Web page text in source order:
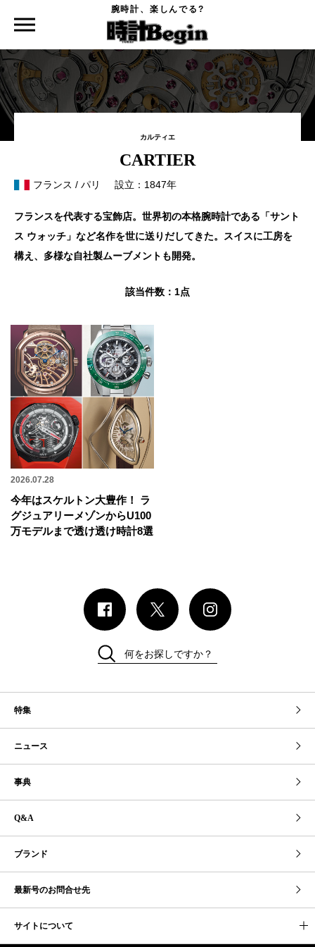
腕時計、楽しんでる?
時計を探す CARTIER
カルティエ
CARTIER
フランス / パリ 設立：1847年
フランスを代表する宝飾店。世界初の本格腕時計である「サント
ス ウォッチ」など名作を世に送りだしてきた。スイスに工房を
構え、多様な自社製ムーブメントも開発。
該当件数： 1点
2026.07.28
今年はスケルトン大豊作！ ラ
グジュアリーメゾンからU100
万モデルまで透け透け時計8選
特集
ニュース
事典
Q&A
ブランド
最新号のお問合せ先
何をお探しですか？
サイトについて